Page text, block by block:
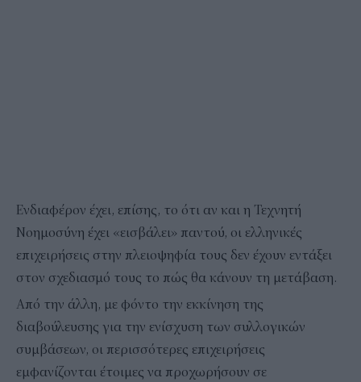
Ενδιαφέρον έχει, επίσης, το ότι αν και η Τεχνητή
Νοημοσύνη έχει «εισβάλει» παντού, οι ελληνικές
επιχειρήσεις στην πλειοψηφία τους δεν έχουν εντάξει
στον σχεδιασμό τους το πώς θα κάνουν τη μετάβαση.
Από την άλλη, με φόντο την εκκίνηση της
διαβούλευσης για την ενίσχυση των συλλογικών
συμβάσεων, οι περισσότερες επιχειρήσεις
εμφανίζονται έτοιμες να προχωρήσουν σε